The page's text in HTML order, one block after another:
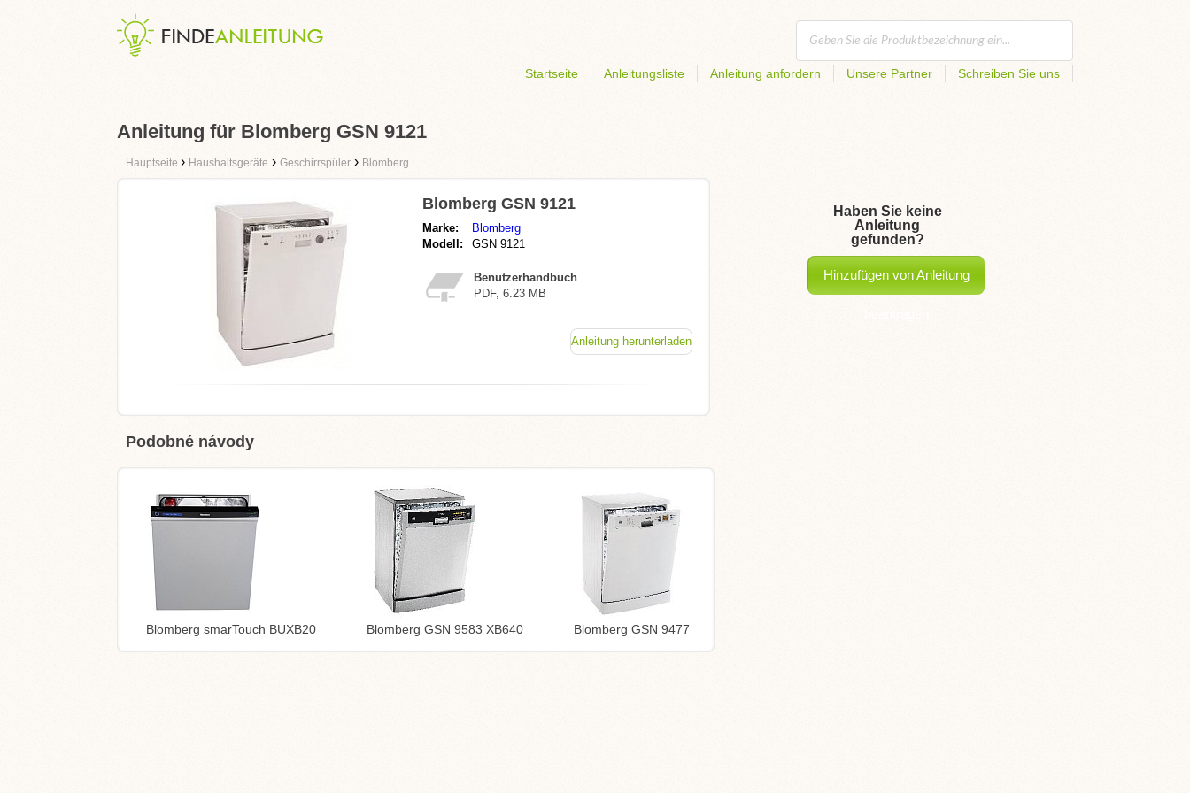
Startseite Anleitungsliste Anleitung anfordern Unsere Partner Schreiben Sie uns
Anleitung für Blomberg GSN 9121
Hauptseite › Haushaltsgeräte › Geschirrspüler › Blomberg
Blomberg GSN 9121
Marke:
Blomberg
Modell:
GSN 9121
Benutzerhandbuch
PDF, 6.23 MB
Anleitung herunterladen
Podobné návody
Blomberg smarTouch BUXB20 Blomberg GSN 9583 XB640 Blomberg GSN 9477
Haben Sie keine
Anleitung
gefunden?
Hinzufügen von Anleitung